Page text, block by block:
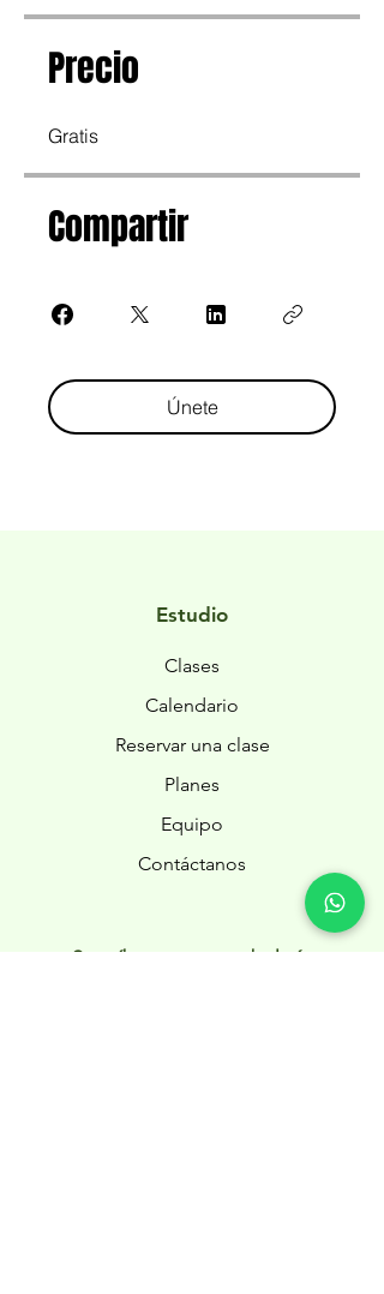
Precio
Gratis
Compartir
Únete
Estudio
Clases
Calendario
Reservar una clase
Planes
Equipo
Contáctanos
Suscríbete a nuestro boletín